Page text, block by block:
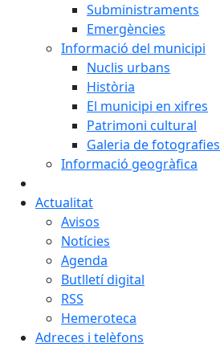
Subministraments
Emergències
Informació del municipi
Nuclis urbans
Història
El municipi en xifres
Patrimoni cultural
Galeria de fotografies
Informació geogràfica
Actualitat
Avisos
Notícies
Agenda
Butlletí digital
RSS
Hemeroteca
Adreces i telèfons